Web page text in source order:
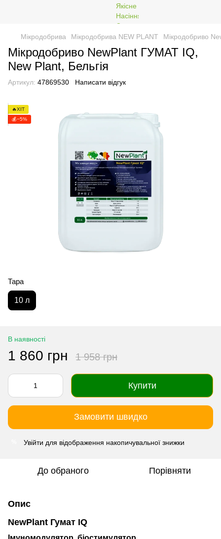
Мікродобрива Мікродобрива NEW PLANT Мікродобриво
Мікродобриво NewPlant ГУМАТ IQ,
New Plant, Бельгія
Артикул: 47869530 Написати відгук
🔥ХІТ
💰−5%
Тара
10 л
В наявності
1 860 грн 1 958 грн
Купити
Замовити швидко
Увійти для відображення накопичувальної знижки
До обраного Порівняти
Опис
NewPlant Гумат IQ